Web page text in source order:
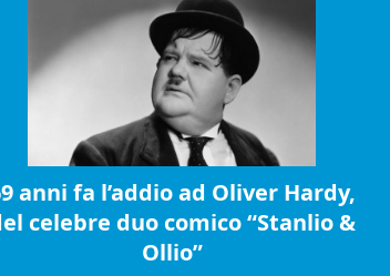
anni fa l’addio ad Oliver Hardy,
celebre duo comico “Stanlio &
Ollio”